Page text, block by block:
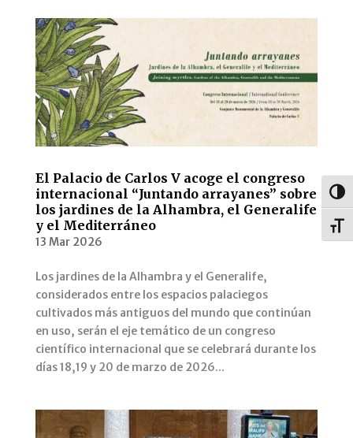
El Palacio de Carlos V acoge el congreso
internacional “Juntando arrayanes” sobre
los jardines de la Alhambra, el Generalife
y el Mediterráneo
13 Mar 2026
Los jardines de la Alhambra y el Generalife,
considerados entre los espacios palaciegos
cultivados más antiguos del mundo que continúan
en uso, serán el eje temático de un congreso
científico internacional que se celebrará durante los
días 18,19 y 20 de marzo de 2026...